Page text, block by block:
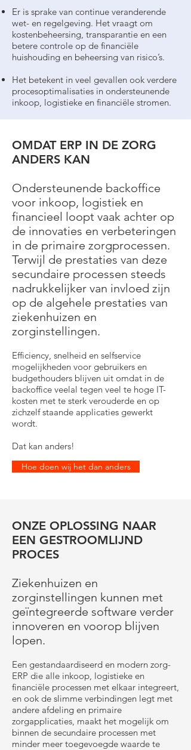
Er is sprake van continue veranderende
wet- en regelgeving. Het vraagt om
kostenbeheersing, transparantie en een
betere controle op de financiële
huishouding en beheersing van risico’s.
Het betekent in veel gevallen ook verdere
procesoptimalisaties in ondersteunende
inkoop, logistieke en financiële stromen.
Ondersteunende backoffice
voor inkoop, logistiek en
financieel loopt vaak achter op
de innovaties en verbeteringen
in de primaire zorgprocessen.
Terwijl de prestaties van deze
secundaire processen steeds
nadrukkelijker van invloed zijn
op de algehele prestaties van
ziekenhuizen en
zorginstellingen.
Efficiency, snelheid en selfservice
mogelijkheden voor gebruikers en
budgethouders blijven uit omdat in de
backoffice veelal tegen veel te hoge IT-
kosten met te sterk verouderde en op
zichzelf staande applicaties gewerkt
wordt.
Dat kan anders!
OMDAT ERP IN DE ZORG
ANDERS KAN
Hoe doen wij het dan anders
Ziekenhuizen en
zorginstellingen kunnen met
geïntegreerde software verder
innoveren en voorop blijven
lopen.
Een gestandaardiseerd en modern zorg-
ERP die alle inkoop, logistieke en
financiële processen met elkaar integreert,
en ook de slimme verbindingen legt met
andere afdeling en primaire
zorgapplicaties, maakt het mogelijk om
binnen de secundaire processen met
minder meer toegevoegde waarde te
ONZE OPLOSSING NAAR
EEN GESTROOMLIJND
PROCES